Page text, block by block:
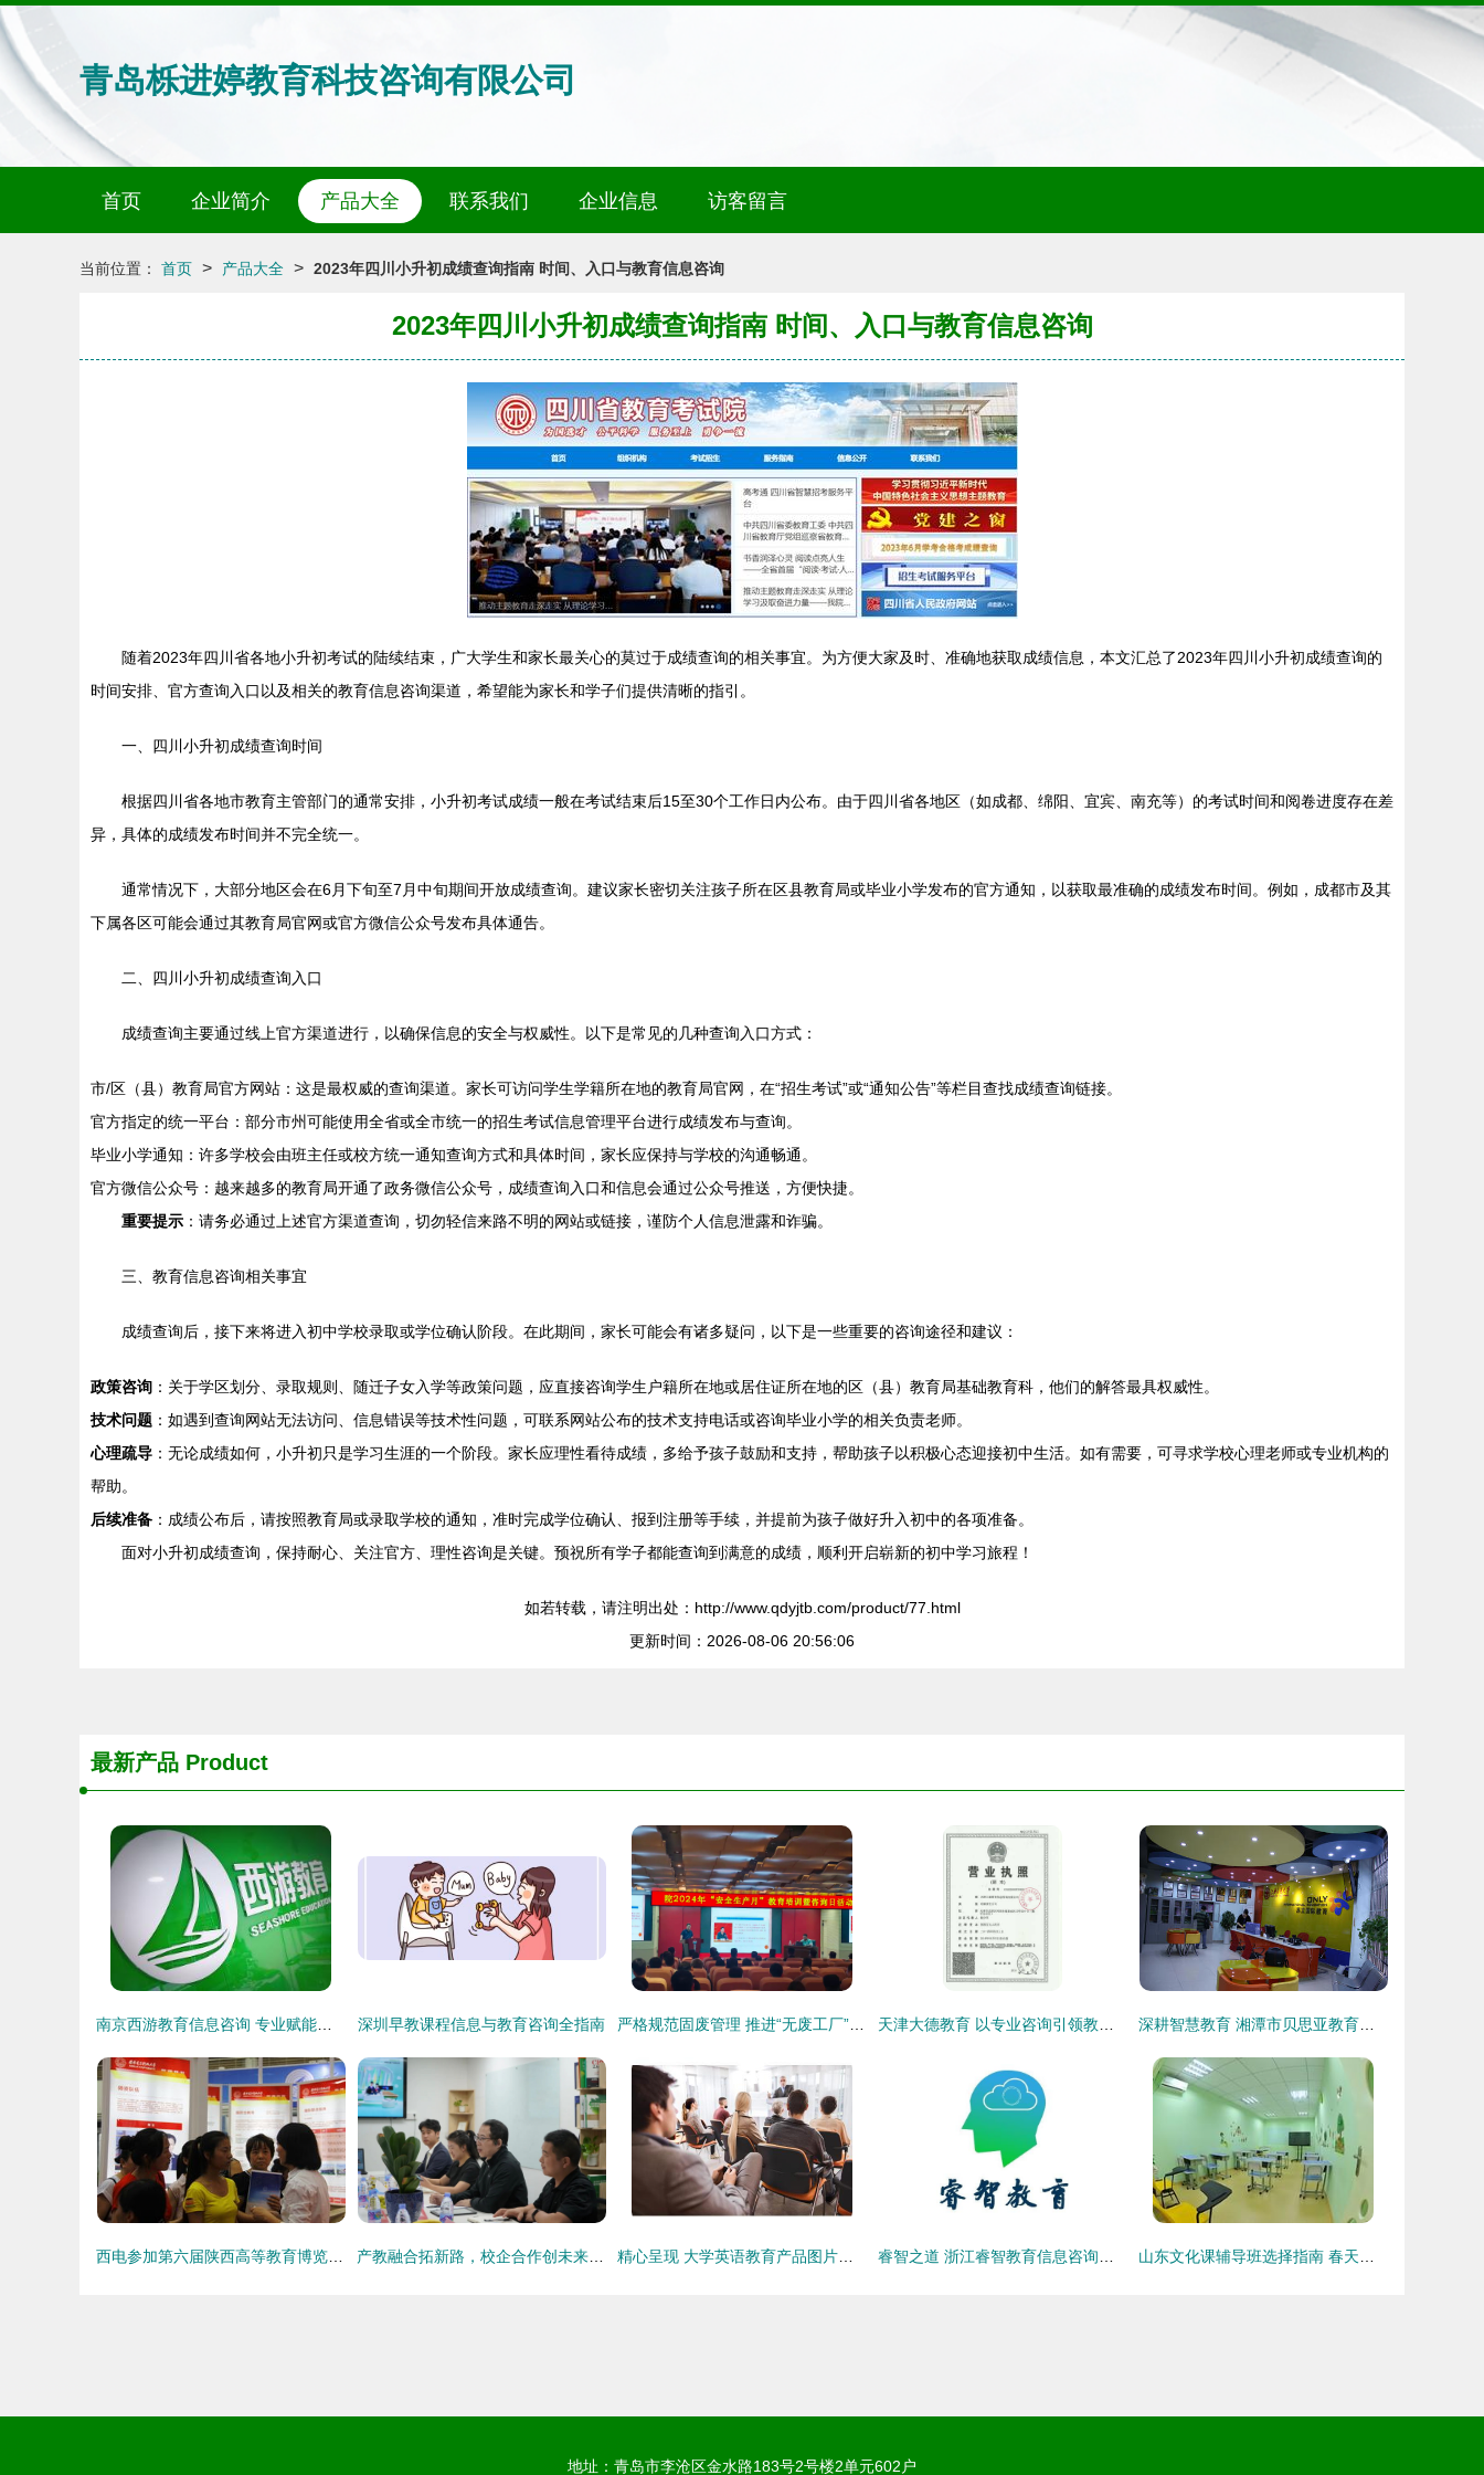
青岛栎进婷教育科技咨询有限公司
首页 企业简介 产品大全 联系我们 企业信息 访客留言
当前位置： 首页 > 产品大全 > 2023年四川小升初成绩查询指南 时间、入口与教育信息咨询
2023年四川小升初成绩查询指南 时间、入口与教育信息咨询
随着2023年四川省各地小升初考试的陆续结束，广大学生和家长最关心的莫过于成绩查询的相关事宜。为方便大家及时、准确地获取成绩信息，本文汇总了2023年四川小升初成绩查询的
时间安排、官方查询入口以及相关的教育信息咨询渠道，希望能为家长和学子们提供清晰的指引。
一、四川小升初成绩查询时间
根据四川省各地市教育主管部门的通常安排，小升初考试成绩一般在考试结束后15至30个工作日内公布。由于四川省各地区（如成都、绵阳、宜宾、南充等）的考试时间和阅卷进度存在差
异，具体的成绩发布时间并不完全统一。
通常情况下，大部分地区会在6月下旬至7月中旬期间开放成绩查询。建议家长密切关注孩子所在区县教育局或毕业小学发布的官方通知，以获取最准确的成绩发布时间。例如，成都市及其
下属各区可能会通过其教育局官网或官方微信公众号发布具体通告。
二、四川小升初成绩查询入口
成绩查询主要通过线上官方渠道进行，以确保信息的安全与权威性。以下是常见的几种查询入口方式：
市/区（县）教育局官方网站：这是最权威的查询渠道。家长可访问学生学籍所在地的教育局官网，在“招生考试”或“通知公告”等栏目查找成绩查询链接。
官方指定的统一平台：部分市州可能使用全省或全市统一的招生考试信息管理平台进行成绩发布与查询。
毕业小学通知：许多学校会由班主任或校方统一通知查询方式和具体时间，家长应保持与学校的沟通畅通。
官方微信公众号：越来越多的教育局开通了政务微信公众号，成绩查询入口和信息会通过公众号推送，方便快捷。
重要提示 ：请务必通过上述官方渠道查询，切勿轻信来路不明的网站或链接，谨防个人信息泄露和诈骗。
三、教育信息咨询相关事宜
成绩查询后，接下来将进入初中学校录取或学位确认阶段。在此期间，家长可能会有诸多疑问，以下是一些重要的咨询途径和建议：
政策咨询 ：关于学区划分、录取规则、随迁子女入学等政策问题，应直接咨询学生户籍所在地或居住证所在地的区（县）教育局基础教育科，他们的解答最具权威性。
技术问题 ：如遇到查询网站无法访问、信息错误等技术性问题，可联系网站公布的技术支持电话或咨询毕业小学的相关负责老师。
心理疏导 ：无论成绩如何，小升初只是学习生涯的一个阶段。家长应理性看待成绩，多给予孩子鼓励和支持，帮助孩子以积极心态迎接初中生活。如有需要，可寻求学校心理老师或专业机构的
帮助。
后续准备 ：成绩公布后，请按照教育局或录取学校的通知，准时完成学位确认、报到注册等手续，并提前为孩子做好升入初中的各项准备。
面对小升初成绩查询，保持耐心、关注官方、理性咨询是关键。预祝所有学子都能查询到满意的成绩，顺利开启崭新的初中学习旅程！
如若转载，请注明出处：http://www.qdyjtb.com/product/77.html
更新时间：2026-08-06 20:56:06
最新产品 Product
深圳早教课程信息与教育咨询全指南
地址：青岛市李沧区金水路183号2号楼2单元602户